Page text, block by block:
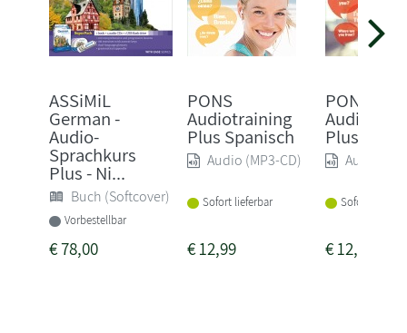
ASSiMiL
German -
Audio-
Sprachkurs
Plus - Ni...
Buch (Softcover)
Vorbestellbar
€78,00
PONS
Audiotraining
Plus Spanisch
Audio (MP3-CD)
Sofort lieferbar
€12,99
PONS
Plus
Audio
Sofort
€12,99